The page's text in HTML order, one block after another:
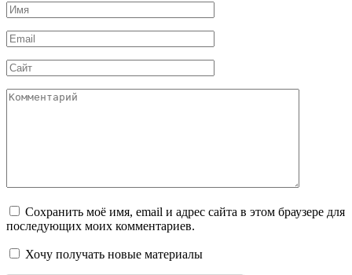
Имя
*
Email
*
Сайт
Комментарий
Сохранить моё имя, email и адрес сайта в этом браузере для
последующих моих комментариев.
Хочу получать новые материалы